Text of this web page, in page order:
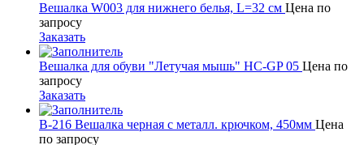
Вешалка W003 для нижнего белья, L=32 см Цена по
запросу
Заказать
Вешалка для обуви "Летучая мышь" HC-GP 05 Цена по
запросу
Заказать
В-216 Вешалка черная с металл. крючком, 450мм Цена
по запросу